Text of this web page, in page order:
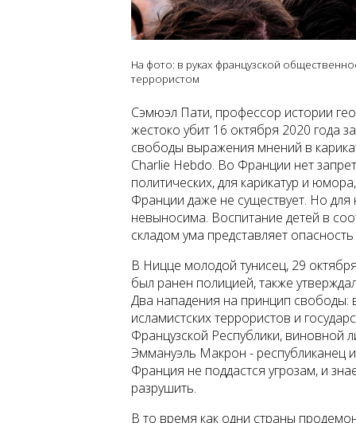
На фото: в руках французской
террористом
Сэмюэл Пати, профессор истории
жестоко убит 16 октября 2020 года
свободы выражения мнений в
Charlie Hebdo. Во Франции нет
политических, для карикатур и
Франции даже не существует. Но для
невыносима. Воспитание детей в
складом ума представляет
В Ницце молодой тунисец, 29
был ранен полицией, также
Два нападения на принцип свободы:
исламистских террористов и
Французской Республики, виновной
Эммануэль Макрон - республиканец
Франция не поддастся угрозам, и
разрушить.
В то время как одни страны